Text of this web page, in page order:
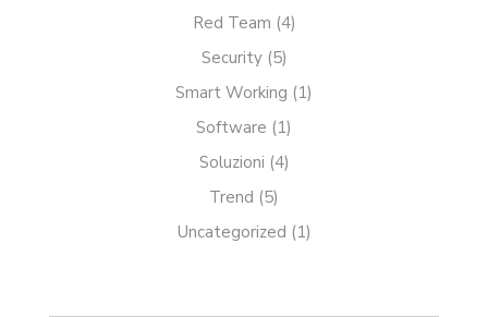
Red Team (4)
Security(5)
Smart Working (1)
Software (1)
Soluzioni (4)
Trend (5)
Uncategorized (1)